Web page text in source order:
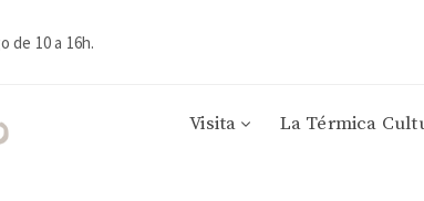
de 10 a 16h.
Visita La Térmica